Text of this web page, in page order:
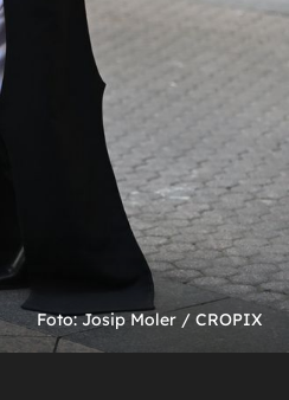
Foto: Josip Moler / CROPIX